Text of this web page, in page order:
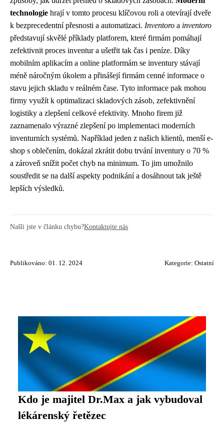
technologie hrají v tomto procesu klíčovou roli a otevírají dveře
k bezprecedentní přesnosti a automatizaci. Inventoro a inventoro
představují skvělé příklady platforem, které firmám pomáhají
zefektivnit proces inventur a ušetřit tak čas i peníze. Díky
mobilním aplikacím a online platformám se inventury stávají
méně náročným úkolem a přinášejí firmám cenné informace o
stavu jejich skladu v reálném čase. Tyto informace pak mohou
firmy využít k optimalizaci skladových zásob, zefektivnění
logistiky a zlepšení celkové efektivity. Mnoho firem již
zaznamenalo výrazné zlepšení po implementaci moderních
inventurních systémů. Například jeden z našich klientů, menší e-
shop s oblečením, dokázal zkrátit dobu trvání inventury o 70 %
a zároveň snížit počet chyb na minimum. To jim umožnilo
soustředit se na další aspekty podnikání a dosáhnout tak ještě
lepších výsledků.
Našli jste v článku chybu?Kontaktujte nás
Publikováno: 01. 12. 2024 Kategorie: Ostatní
Kdo je majitel Dr.Max a jak vybudoval
lékárenský řetězec